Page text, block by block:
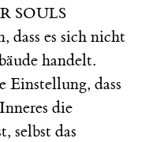
SOULS
dass es sich nicht
handelt.
Einstellung, dass
die
selbst das